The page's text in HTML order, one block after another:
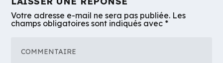
Votre adresse e-mail ne sera pas publiée. Les
champs obligatoires sont indiqués avec *